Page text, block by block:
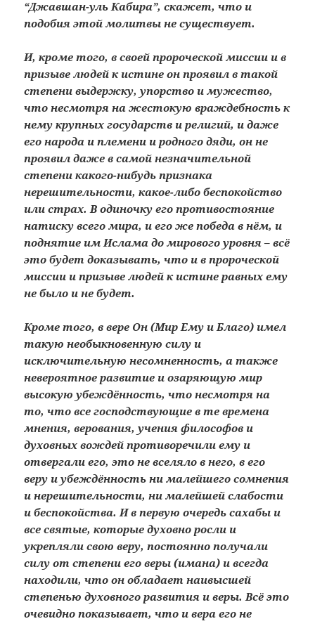
“Джавшан-уль Кабира”, скажет, что и
подобия этой молитвы не существует.
И, кроме того, в своей пророческой миссии и в
призыве людей к истине он проявил в такой
степени выдержку, упорство и мужество,
что несмотря на жестокую враждебность к
нему крупных государств и религий, и даже
его народа и племени и родного дяди, он не
проявил даже в самой незначительной
степени какого-нибудь признака
нерешительности, какое-либо беспокойство
или страх. В одиночку его противостояние
натиску всего мира, и его же победа в нём, и
поднятие им Ислама до мирового уровня – всё
это будет доказывать, что и в пророческой
миссии и призыве людей к истине равных ему
не было и не будет.
Кроме того, в вере Он (Мир Ему и Благо) имел
такую необыкновенную силу и
исключительную несомненность, а также
невероятное развитие и озаряющую мир
высокую убеждённость, что несмотря на
то, что все господствующие в те времена
мнения, верования, учения философов и
духовных вождей противоречили ему и
отвергали его, это не вселяло в него, в его
веру и убеждённость ни малейшего сомнения
и нерешительности, ни малейшей слабости
и беспокойства. И в первую очередь сахабы и
все святые, которые духовно росли и
укрепляли свою веру, постоянно получали
силу от степени его веры (имана) и всегда
находили, что он обладает наивысшей
степенью духовного развития и веры. Всё это
очевидно показывает, что и вера его не